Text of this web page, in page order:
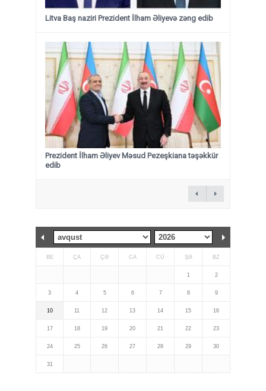
Litva Baş naziri Prezident İlham Əliyevə zəng edib
Prezident İlham Əliyev Məsud Pezeşkiana təşəkkür
edib
BE ÇA ÇƏ CA CÜ ŞƏ BZ
1 2
3 4 5 6 7 8 9
10 11 12 13 14 15 16
17 18 19 20 21 22 23
24 25 26 27 28 29 30
31